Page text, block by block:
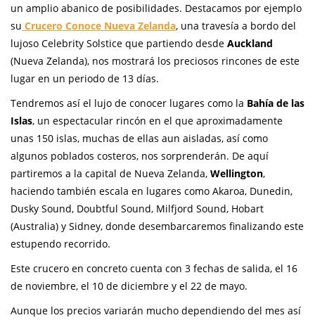
un amplio abanico de posibilidades. Destacamos por ejemplo
su Crucero Conoce Nueva Zelanda, una travesía a bordo del
lujoso Celebrity Solstice que partiendo desde Auckland
(Nueva Zelanda), nos mostrará los preciosos rincones de este
lugar en un periodo de 13 días.
Tendremos así el lujo de conocer lugares como la Bahía de las
Islas, un espectacular rincón en el que aproximadamente
unas 150 islas, muchas de ellas aun aisladas, así como
algunos poblados costeros, nos sorprenderán. De aquí
partiremos a la capital de Nueva Zelanda, Wellington,
haciendo también escala en lugares como Akaroa, Dunedin,
Dusky Sound, Doubtful Sound, Milfjord Sound, Hobart
(Australia) y Sidney, donde desembarcaremos finalizando este
estupendo recorrido.
Este crucero en concreto cuenta con 3 fechas de salida, el 16
de noviembre, el 10 de diciembre y el 22 de mayo.
Aunque los precios variarán mucho dependiendo del mes así